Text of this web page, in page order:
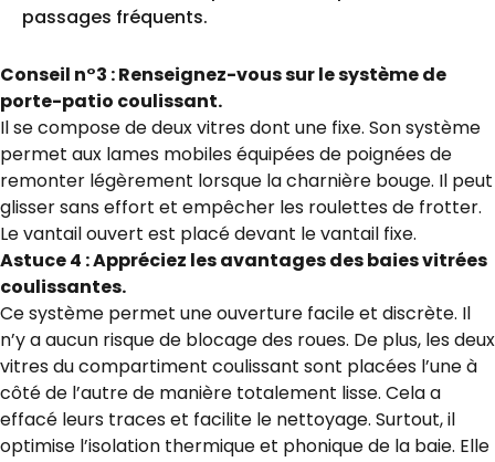
passages fréquents.
Conseil n°3 : Renseignez-vous sur le système de
porte-patio coulissant.
Il se compose de deux vitres dont une fixe. Son système
permet aux lames mobiles équipées de poignées de
remonter légèrement lorsque la charnière bouge. Il peut
glisser sans effort et empêcher les roulettes de frotter.
Le vantail ouvert est placé devant le vantail fixe.
Astuce 4 : Appréciez les avantages des baies vitrées
coulissantes.
Ce système permet une ouverture facile et discrète. Il
n’y a aucun risque de blocage des roues. De plus, les deux
vitres du compartiment coulissant sont placées l’une à
côté de l’autre de manière totalement lisse. Cela a
effacé leurs traces et facilite le nettoyage. Surtout, il
optimise l’isolation thermique et phonique de la baie. Elle